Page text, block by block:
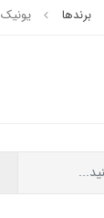
برندها یونیک